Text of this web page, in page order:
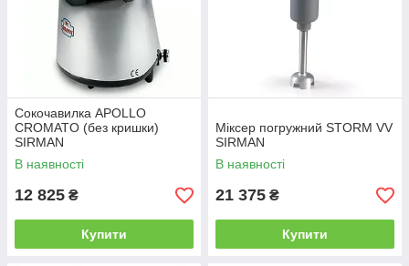
Сокочавилка APOLLO
CROMATO (без кришки)
SIRMAN
В наявності
12 825 ₴
Купити
Міксер погружний STORM VV
SIRMAN
В наявності
21 375 ₴
Купити